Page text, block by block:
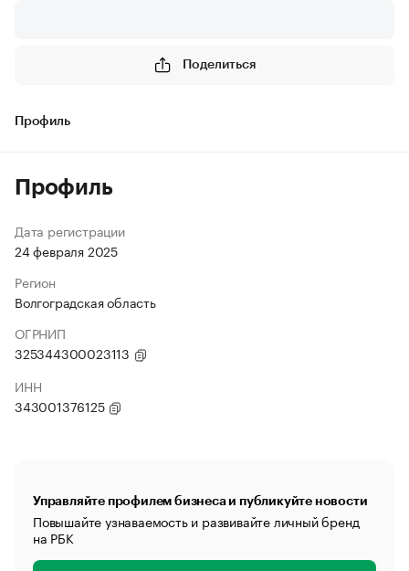
Поделиться
Профиль
Профиль
Дата регистрации
24 февраля 2025
Регион
Волгоградская область
ОГРНИП
325344300023113
ИНН
343001376125
Управляйте профилем бизнеса и публикуйте новости
Повышайте узнаваемость и развивайте личный бренд
на РБК